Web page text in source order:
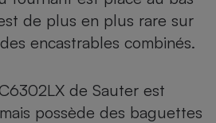
de plus en plus rare sur
encastrables combinés.
de Sauter est
possède des baguettes